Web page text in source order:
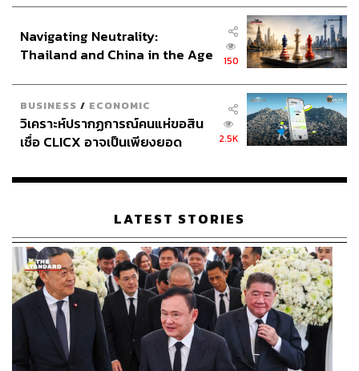
นายกรัฐมนตรี
Key Messages
รัฐสภา
ไชยชนก ชิดชอบ
สมาชิกสภาผู้แทนราษฎร (สส.)
ภูมิใจไทย
การเมืองไทย
อนุทิน ชาญวีรกูล
สารี อ๋องสมหวัง
ภราดร ปริศนานันทกุล
322
ABOUT THE AUTHOR
THE STANDARD TEAM
กองบรรณาธิการ THE STANDARD
Navigating Neutrality:
Thailand and China in the Age
150
BUSINESS / ECONOMIC
วิเคราะห์ปรากฏการณ์คนแห่ขอสิน
เชื่อ CLICX อาจเป็นเพียงยอด
เรือนไทยที่ถูกซุกไว้
2.5K
LATEST STORIES